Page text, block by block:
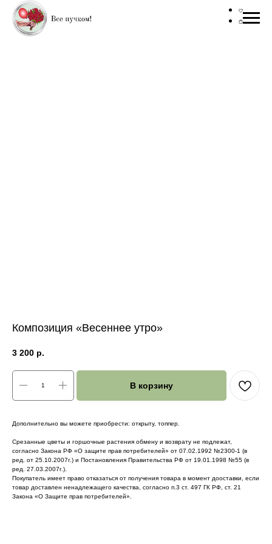
Композиция «Весеннее утро»
3 200 р.
В корзину
Дополнительно вы можете приобрести: открыту, топпер.
Срезанные цветы и горшочные растения обмену и возврату не подлежат,
согласно Закона РФ «О защите прав потребителей» от 07.02.1992 №2300-1 (в
ред. от 25.10.2007г.) и Постановления Правительства РФ от 19.01.1998 №55 (в
ред. 27.03.2007г.).
Покупатель имеет право отказаться от получения товара в момент дооставки, если
товар доставлен ненадлежащего качества, согласно п.3 ст. 497 ГК РФ, ст. 21
Закона «О Защите прав потребителей».